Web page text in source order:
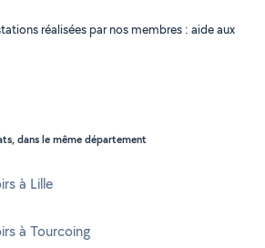
réalisées par nos membres : aide aux
dans le même département
à Lille
à Tourcoing